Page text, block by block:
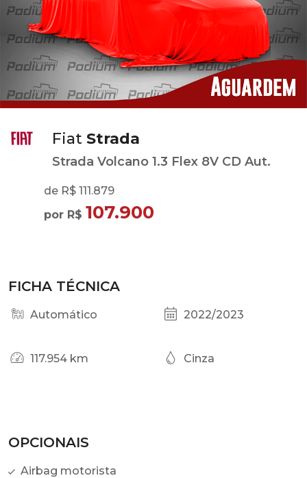
Fiat Strada
Strada Volcano 1.3 Flex 8V CD Aut.
de R$ 111.879
por R$ 107.900
FICHA TÉCNICA
Automático 2022/2023
117.954 km Cinza
OPCIONAIS
Airbag motorista